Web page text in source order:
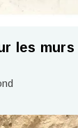
les murs